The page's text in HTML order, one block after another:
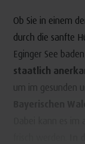
Ob Sie in einem
durch die sanfte
Eginger See
staatlich
um im gesunden
Dabei kann es im
In